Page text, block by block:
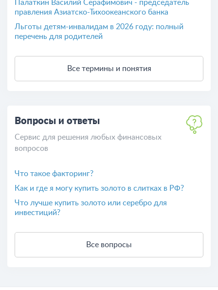
Палаткин Василий Серафимович - председатель
правления Азиатско-Тихоокеанского банка
Льготы детям-инвалидам в 2026 году: полный
перечень для родителей
Все термины и понятия
Вопросы и ответы
Сервис для решения любых финансовых
вопросов
Что такое факторинг?
Как и где я могу купить золото в слитках в РФ?
Что лучше купить золото или серебро для
инвестиций?
Все вопросы